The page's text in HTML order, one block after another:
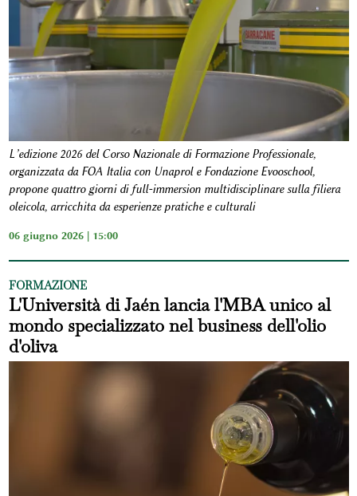
L’edizione 2026 del Corso Nazionale di Formazione Professionale,
organizzata da FOA Italia con Unaprol e Fondazione Evooschool,
propone quattro giorni di full-immersion multidisciplinare sulla filiera
oleicola, arricchita da esperienze pratiche e culturali
06 giugno 2026 | 15:00
FORMAZIONE
L'Università di Jaén lancia l'MBA unico al
mondo specializzato nel business dell'olio
d'oliva